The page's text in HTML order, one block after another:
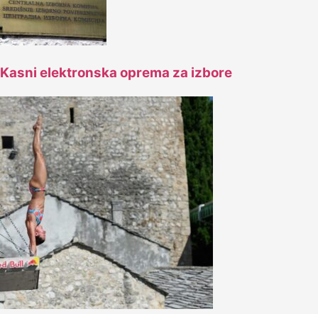
Kasni elektronska oprema za izbore